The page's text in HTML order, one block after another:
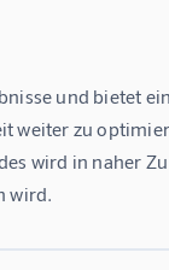
und bietet
weiter zu
wird in naher
wird.